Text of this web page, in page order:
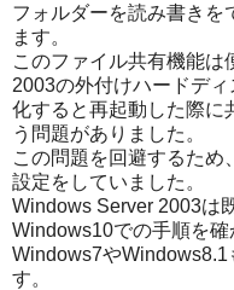
フォルダーを読み書きを
ます。
このファイル共有機能
2003の外付けハードデ
化すると再起動した際に
う問題がありました。
この問題を回避するため
設定をしていました。
Windows Server 2003は
Windows10での手順を確
Windows7やWindows8.1
す。